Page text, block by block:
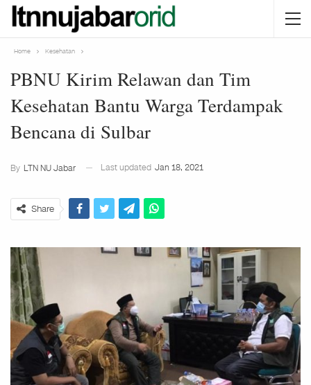
Home Kesehatan
PBNU Kirim Relawan dan Tim
Kesehatan Bantu Warga Terdampak
Bencana di Sulbar
By LTN NU Jabar Last updated Jan 18, 2021
Share